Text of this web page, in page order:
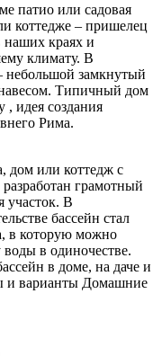
патио или садовая
коттедже – пришелец
наших краях и
климату. В
небольшой замкнутый
Типичный дом
, идея создания
Рима.
дом или коттедж с
грамотный
участок. В
бассейн стал
в которую можно
воды в одиночестве.
в доме, на даче и
и варианты Домашние